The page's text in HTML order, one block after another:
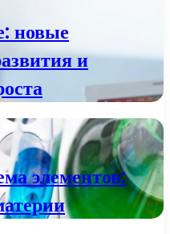
новые
и
элементов: